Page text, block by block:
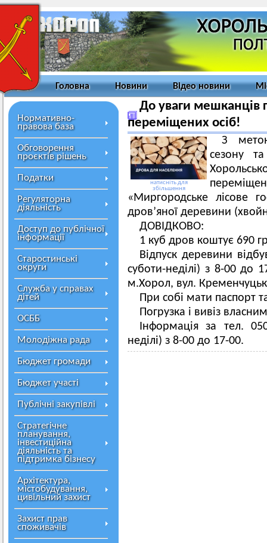
Головна Новини Відео новини
Нормативно-
правова база
Обговорення
проєктів рішень
Податки
Регуляторна
діяльність
Доступ до публічної
інформації
Старостинські
округи
Служба у справах
дітей
ОСББ
Молодіжна рада
Бюджет громади
Бюджет участі
Публічні закупівлі
Стратегічне
планування,
інвестиційна
діяльність та
підтримка бізнесу
Архітектура,
містобудування,
цивільний захист
Захист прав
споживачів
До уваги мешканців
переміщених осіб!
натисніть для
збільшення
З
сезону
«Миргородське лісове
дров’яної деревини
ДОВІДКОВО:
1 куб дров коштує 690
Відпуск деревини
суботи-неділі) з 8-00 до
м.Хорол, вул.
При собі мати паспорт
Погрузка і вивіз
Інформація за тел.
неділі) з 8-00 до 17-00.